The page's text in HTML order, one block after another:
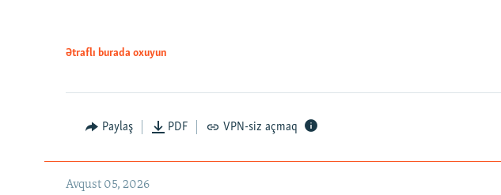
Ətraflı burada oxuyun
Paylaş PDF VPN-siz açmaq
Avqust 05, 2026